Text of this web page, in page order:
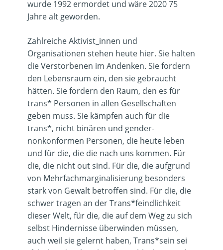
wurde 1992 ermordet und wäre 2020 75
Jahre alt geworden.
Zahlreiche Aktivist_innen und
Organisationen stehen heute hier. Sie halten
die Verstorbenen im Andenken. Sie fordern
den Lebensraum ein, den sie gebraucht
hätten. Sie fordern den Raum, den es für
trans* Personen in allen Gesellschaften
geben muss. Sie kämpfen auch für die
trans*, nicht binären und gender-
nonkonformen Personen, die heute leben
und für die, die die nach uns kommen. Für
die, die nicht out sind. Für die, die aufgrund
von Mehrfachmarginalisierung besonders
stark von Gewalt betroffen sind. Für die, die
schwer tragen an der Trans*feindlichkeit
dieser Welt, für die, die auf dem Weg zu sich
selbst Hindernisse überwinden müssen,
auch weil sie gelernt haben, Trans*sein sei